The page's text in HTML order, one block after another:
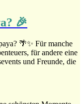
🎉
🌴✨ Für manche
für andere eine
und Freunde, die